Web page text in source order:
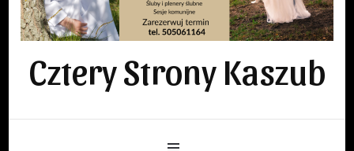
Cztery Strony Kaszub